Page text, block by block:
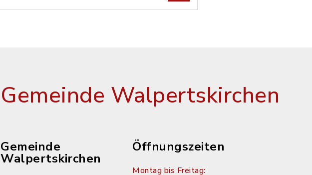
Gemeinde Walpertskirchen
Gemeinde
Walpertskirchen
Öffnungszeiten
Montag bis Freitag: